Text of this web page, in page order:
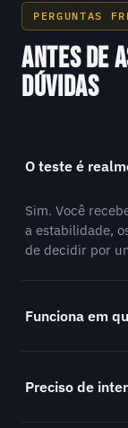
PERGUNTAS
ANTES DE
DÚVIDAS
O teste é
Sim. Você
a estabilidade,
de decidir por
Funciona em
Preciso de